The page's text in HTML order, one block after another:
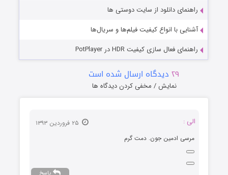
راهنمای دانلود از سایت دوستی ها
آشنایی با انواع کیفیت فیلم‌ها و سریال‌ها
راهنمای فعال سازی کیفیت HDR در PotPlayer
۲۹ دیدگاه ارسال شده است
نمایش / مخفی کردن دیدگاه ها
الی :
مرسی ادمین جون. دمت گرم
پاسخ